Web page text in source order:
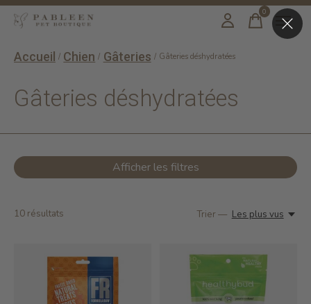
0items
Accueil / Chien / Gâteries / Gâteries déshydratées
Gâteries déshydratées
Afficher les filtres
10 résultats Trier — Les plus vus